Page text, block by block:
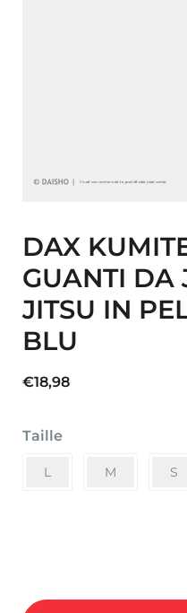
DAX
GUANTI DA
JITSU IN
BLU
€18,98
Taille
L M S